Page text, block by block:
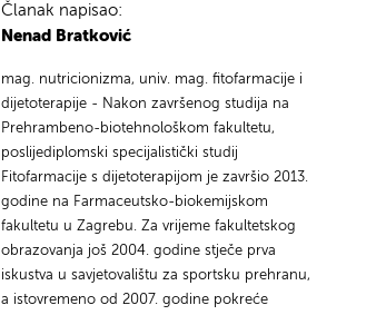
Članak napisao:
Nenad Bratković
mag. nutricionizma, univ. mag. fitofarmacije i
dijetoterapije - Nakon završenog studija na
Prehrambeno-biotehnološkom fakultetu,
poslijediplomski specijalistički studij
Fitofarmacije s dijetoterapijom je završio 2013.
godine na Farmaceutsko-biokemijskom
fakultetu u Zagrebu. Za vrijeme fakultetskog
obrazovanja još 2004. godine stječe prva
iskustva u savjetovalištu za sportsku prehranu,
a istovremeno od 2007. godine pokreće